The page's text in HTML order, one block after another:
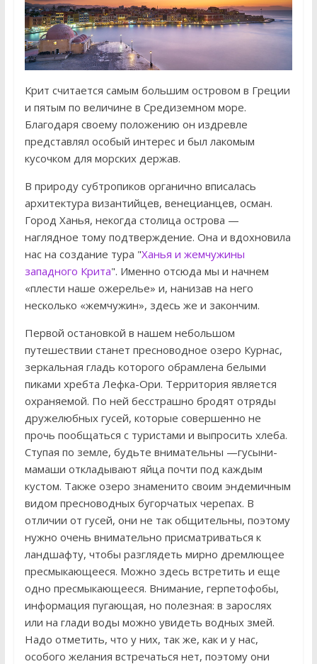
Крит считается самым большим островом в Греции
и пятым по величине в Средиземном море.
Благодаря своему положению он издревле
представлял особый интерес и был лакомым
кусочком для морских держав.
В природу субтропиков органично вписалась
архитектура византийцев, венецианцев, осман.
Город Ханья, некогда столица острова —
наглядное тому подтверждение. Она и вдохновила
нас на создание тура "Ханья и жемчужины
западного Крита". Именно отсюда мы и начнем
«плести наше ожерелье» и, нанизав на него
несколько «жемчужин», здесь же и закончим.
Первой остановкой в нашем небольшом
путешествии станет пресноводное озеро Курнас,
зеркальная гладь которого обрамлена белыми
пиками хребта Лефка-Ори. Территория является
охраняемой. По ней бесстрашно бродят отряды
дружелюбных гусей, которые совершенно не
прочь пообщаться с туристами и выпросить хлеба.
Ступая по земле, будьте внимательны —гусыни-
мамаши откладывают яйца почти под каждым
кустом. Также озеро знаменито своим эндемичным
видом пресноводных бугорчатых черепах. В
отличии от гусей, они не так общительны, поэтому
нужно очень внимательно присматриваться к
ландшафту, чтобы разглядеть мирно дремлющее
пресмыкающееся. Можно здесь встретить и еще
одно пресмыкающееся. Внимание, герпетофобы,
информация пугающая, но полезная: в зарослях
или на глади воды можно увидеть водных змей.
Надо отметить, что у них, так же, как и у нас,
особого желания встречаться нет, поэтому они